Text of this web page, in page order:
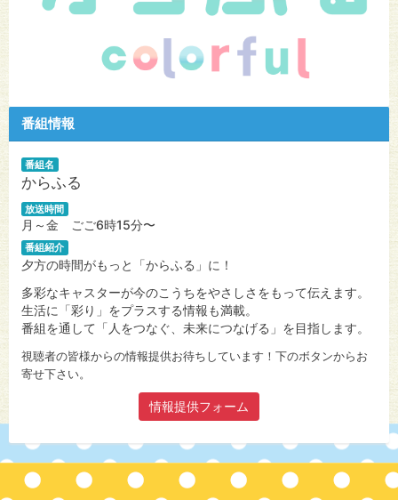
番組情報
番組名
からふる
放送時間
月～金 ごご6時15分〜
番組紹介
夕方の時間がもっと「からふる」に！
多彩なキャスターが今のこうちをやさしさをもって伝えます。
生活に「彩り」をプラスする情報も満載。
番組を通して「人をつなぐ、未来につなげる」を目指します。
視聴者の皆様からの情報提供お待ちしています！下のボタンからお
寄せ下さい。
情報提供フォーム